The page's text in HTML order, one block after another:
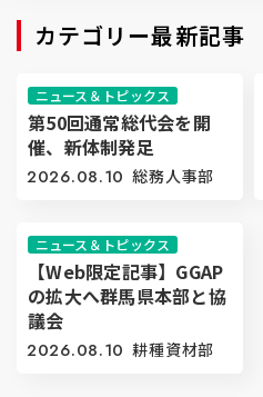
カテゴリー最新記事
ニュース＆トピックス
第50回通常総代会を開
催、新体制発足
2026.08.10 総務人事部
ニュース＆トピックス
【Web限定記事】GGAP
の拡大へ群馬県本部と協
議会
2026.08.10 耕種資材部